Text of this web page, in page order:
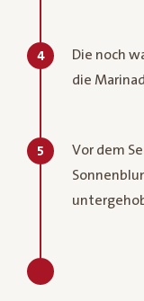
4
Die noch
die
5
Vor dem